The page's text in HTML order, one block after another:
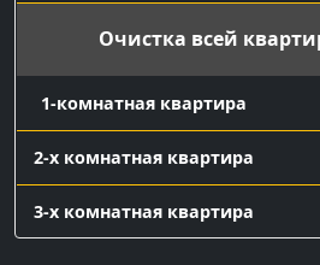
Очистка всей
1-комнатная квартира
2-х комнатная квартира
3-х комнатная квартира